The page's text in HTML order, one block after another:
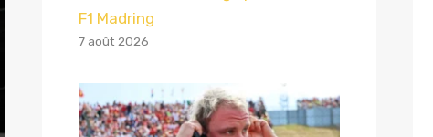
F1 Madring
7 août 2026